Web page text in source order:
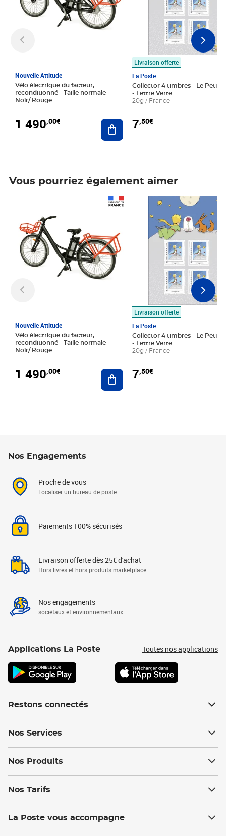
Nouvelle Attitude
Vélo électrique du facteur,
reconditionné - Taille normale -
Noir/ Rouge
1 490,00€ Ajouter au panier
Livraison offerte
La Poste
Collector 4 timbres - Le Petit
- Lettre Verte
20g / France
7,50€
Vous pourriez également aimer
Nouvelle Attitude
Vélo électrique du facteur,
reconditionné - Taille normale -
Noir/ Rouge
1 490,00€ Ajouter au panier
Livraison offerte
La Poste
Collector 4 timbres - Le Petit
- Lettre Verte
20g / France
7,50€
Prix 7,50€
Nos Engagements
Proche de vous
Localiser un bureau de poste
Paiements 100% sécurisés
Livraison offerte dès 25€ d'achat
Hors livres et hors produits marketplace
Nos engagements
sociétaux et environnementaux
Applications La Poste Toutes nos applications
Restons connectés
Nos Services
Nos Produits
Nos Tarifs
La Poste vous accompagne